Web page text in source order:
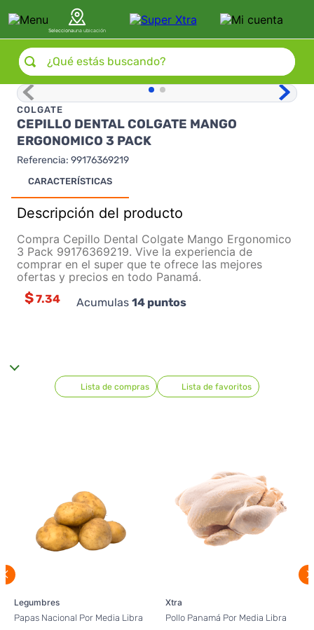
Seleccionauna ubicación
¿Qué estás buscando?
COLGATE
CEPILLO DENTAL COLGATE MANGO
ERGONOMICO 3 PACK
Referencia: 99176369219
CARACTERÍSTICAS
Descripción del producto
Compra Cepillo Dental Colgate Mango Ergonomico
3 Pack 99176369219. Vive la experiencia de
comprar en el super que te ofrece las mejores
ofertas y precios en todo Panamá.
$7.34 Acumulas 14puntos
Lista de compras Lista de favoritos
Legumbres
Papas Nacional Por Media Libra
Xtra
Pollo Panamá Por Media Libra